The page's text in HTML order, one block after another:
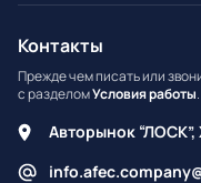
Контакты
Прежде чем писать или
с разделомУсловия работы.
Авторынок “ЛОСК”,